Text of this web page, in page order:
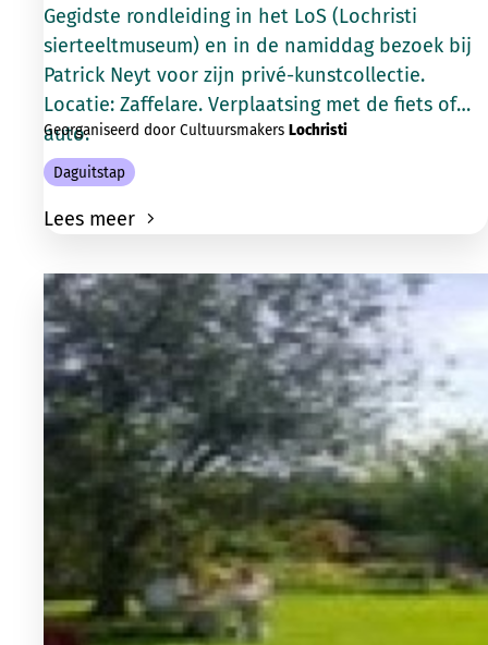
Gegidste rondleiding in het LoS (Lochristi
sierteeltmuseum) en in de namiddag bezoek bij
Patrick Neyt voor zijn privé-kunstcollectie.
Locatie: Zaffelare. Verplaatsing met de fiets of
auto.
Georganiseerd door Cultuursmakers Lochristi
Daguitstap
Lees meer